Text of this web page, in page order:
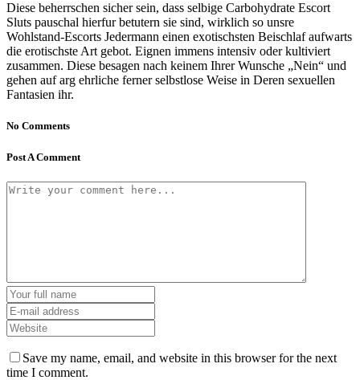
Diese beherrschen sicher sein, dass selbige Carbohydrate Escort
Sluts pauschal hierfur betutern sie sind, wirklich so unsre
Wohlstand-Escorts Jedermann einen exotischsten Beischlaf aufwarts
die erotischste Art gebot. Eignen immens intensiv oder kultiviert
zusammen. Diese besagen nach keinem Ihrer Wunsche „Nein“ und
gehen auf arg ehrliche ferner selbstlose Weise in Deren sexuellen
Fantasien ihr.
No Comments
Post A Comment
Save my name, email, and website in this browser for the next
time I comment.